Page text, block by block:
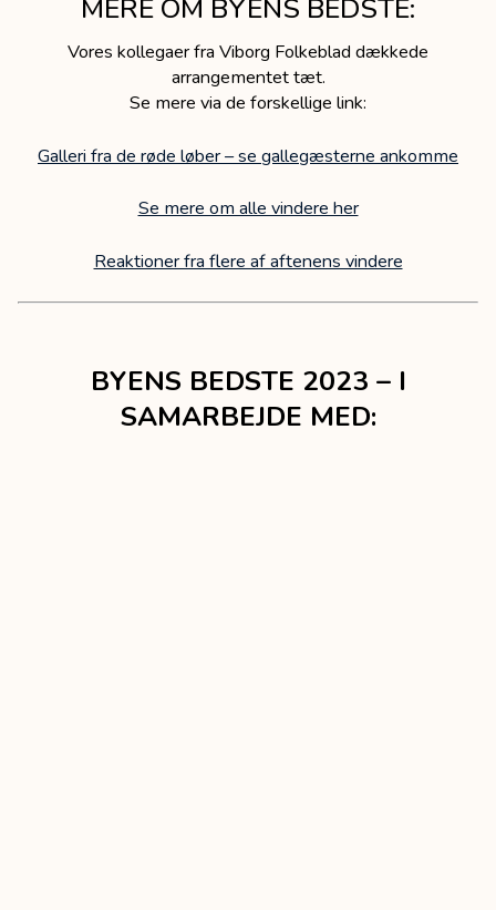
MERE OM BYENS BEDSTE:
Vores kollegaer fra Viborg Folkeblad dækkede
arrangementet tæt.
Se mere via de forskellige link:
Galleri fra de røde løber – se gallegæsterne ankomme
Se mere om alle vindere her
Reaktioner fra flere af aftenens vindere
BYENS BEDSTE 2023 – I
SAMARBEJDE MED: